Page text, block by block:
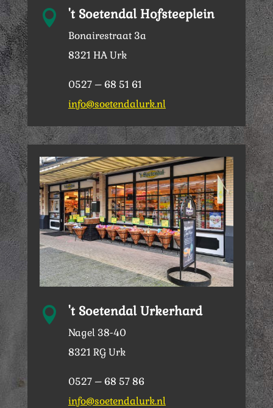
 't Soetendal Hofsteeplein
Bonairestraat 3a
8321 HA Urk
0527 – 68 51 61
info@soetendalurk.nl
 't Soetendal Urkerhard
Nagel 38-40
8321 RG Urk
0527 – 68 57 86
info@soetendalurk.nl